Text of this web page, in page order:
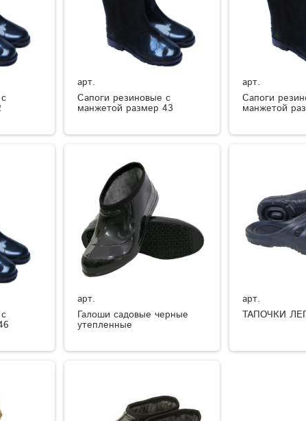
арт.
Сапоги резиновые с
манжетой размер 43
арт.
Сапоги
манжетой
арт.
Галоши садовые черные
утепленные
арт.
ТАПОЧКИ